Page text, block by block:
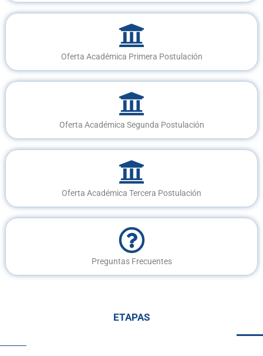
Oferta Académica Primera Postulación
Oferta Académica Segunda Postulación
Oferta Académica Tercera Postulación
Preguntas Frecuentes
ETAPAS